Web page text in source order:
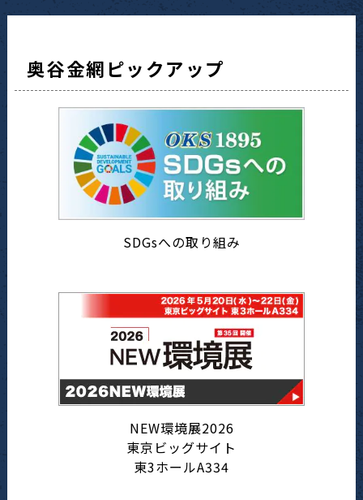
奥谷金網ピックアップ
SDGsへの取り組み
NEW環境展2026
東京ビッグサイト
東3ホールA334